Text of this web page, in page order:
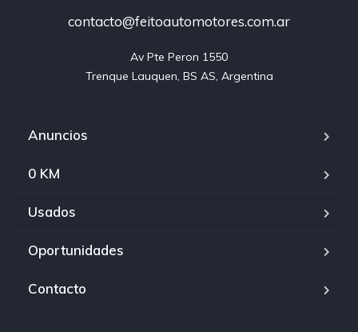
contacto@feitoautomotores.com.ar
Av Pte Peron 1550
Trenque Lauquen, BS AS, Argentina
Anuncios
0 KM
Usados
Oportunidades
Contacto